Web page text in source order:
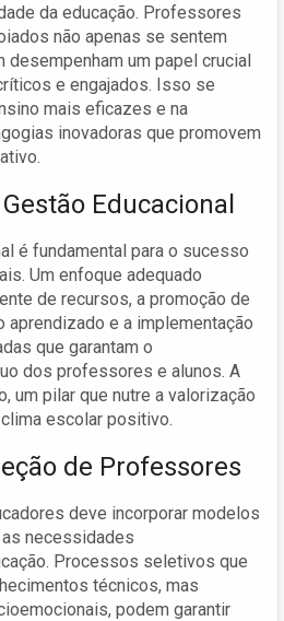
da educação. Professores
não apenas se sentem
desempenham um papel crucial
e engajados. Isso se
mais eficazes e na
inovadoras que promovem
Educacional
é fundamental para o sucesso
Um enfoque adequado
de recursos, a promoção de
aprendizado e a implementação
que garantam o
dos professores e alunos. A
um pilar que nutre a valorização
escolar positivo.
de Professores
deve incorporar modelos
necessidades
Processos seletivos que
técnicos, mas
podem garantir